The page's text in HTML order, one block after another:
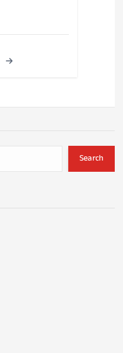
Search